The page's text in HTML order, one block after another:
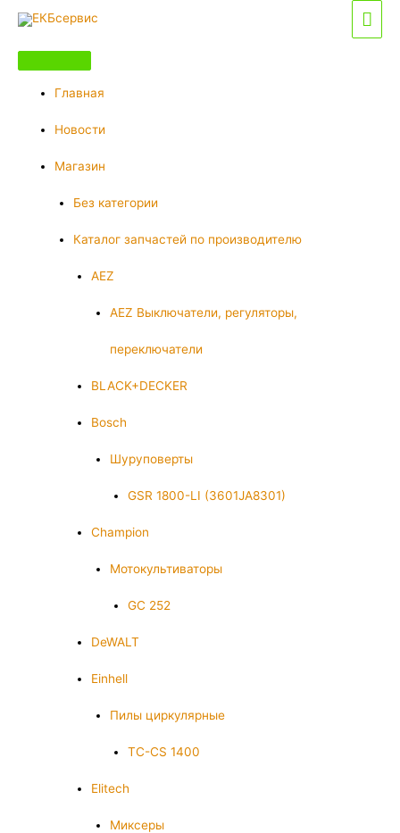
Перейти
содержимому
Главная
Новости
Магазин
Без категории
Каталог запчастей по производителю
AEZ
AEZ Выключатели, регуляторы,
переключатели
BLACK+DECKER
Bosch
Шуруповерты
GSR 1800-LI (3601JA8301)
Champion
Мотокультиваторы
GC 252
DeWALT
Einhell
Пилы циркулярные
TC-CS 1400
Elitech
Миксеры